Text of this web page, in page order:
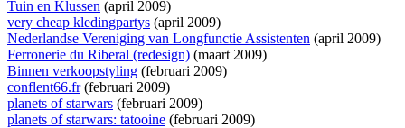
Tuin en Klussen (april 2009)
very cheap kledingpartys (april 2009)
Nederlandse Vereniging van Longfunctie Assistenten (april 2009)
Ferronerie du Riberal (redesign) (maart 2009)
Binnen verkoopstyling (februari 2009)
conflent66.fr(februari 2009)
planets of starwars (februari 2009)
planets of starwars: tatooine (februari 2009)